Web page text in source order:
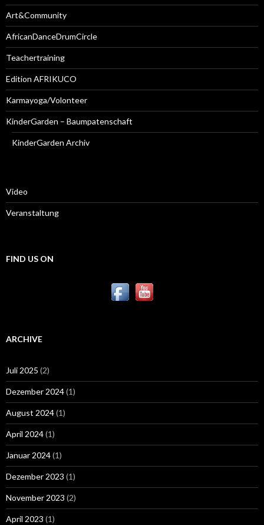
Art&Community
AfricanDanceDrumCircle
Teachertraining
Edition AFRIKUCO
Karmayoga/Volonteer
KinderGarden – Baumpatenschaft
KinderGarden Archiv
Video
Veranstaltung
FIND US ON
ARCHIVE
Juli 2025 (2)
Dezember 2024(1)
August 2024(1)
April 2024(1)
Januar 2024(1)
Dezember 2023 (1)
November 2023 (2)
April 2023 (1)